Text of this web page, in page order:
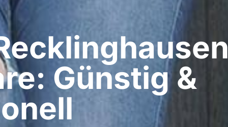
Günstig &